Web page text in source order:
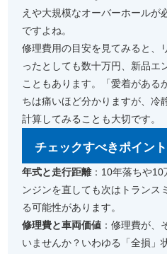
えや大規模なオーバーホールが
ですよね。
修理費用の目安を見てみると、
ったとしても数十万円、新品エ
こともあります。「愛着がある
ちは痛いほど分かりますが、冷
計算してみることも大切です。
チェックすべきポイント
年式と走行距離：10年落ちや10
ンジンを直しても次はトランス
る可能性があります。
修理費と車両価値 ：修理費が、
いませんか？いわゆる「全損」